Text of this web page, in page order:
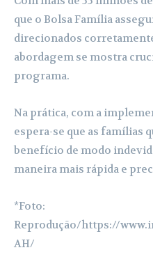
que o Bolsa Família
direcionados
abordagem se mostra
programa.
Na prática, com a
espera-se que as famílias
benefício de modo
maneira mais rápida e
*Foto:
Reprodução/https://
AH/